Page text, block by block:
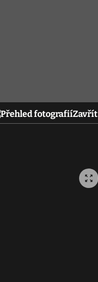
Přehled fotografiíZavřít